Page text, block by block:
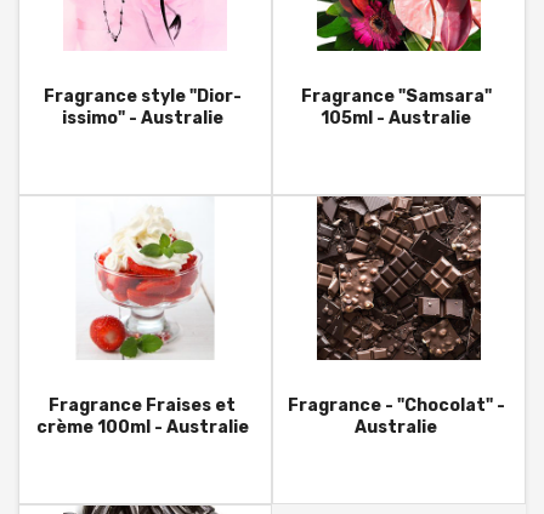
Fragrance style "Dior-
issimo" - Australie
Fragrance "Samsara"
105ml - Australie
Fragrance Fraises et
crème 100ml - Australie
Fragrance - "Chocolat" -
Australie